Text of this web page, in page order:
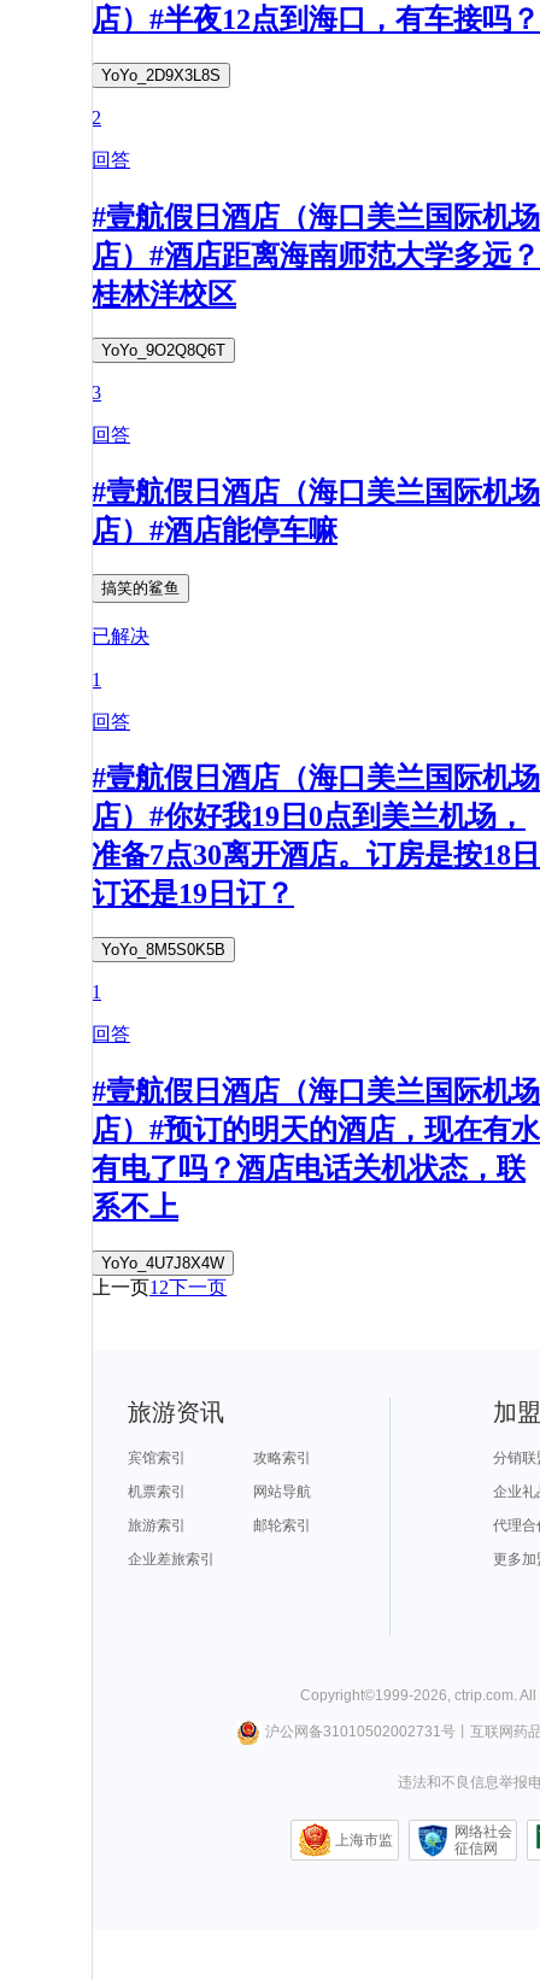
店）#半夜12点到海口，有车接吗？
YoYo_2D9X3L8S
2
回答
#壹航假日酒店（海口美兰国际机场
店）#酒店距离海南师范大学多远？
桂林洋校区
YoYo_9O2Q8Q6T
3
回答
#壹航假日酒店（海口美兰国际机场
店）#酒店能停车嘛
搞笑的鲨鱼
已解决
1
回答
#壹航假日酒店（海口美兰国际机场
店）#你好我19日0点到美兰机场，
准备7点30离开酒店。订房是按18日
订还是19日订？
YoYo_8M5S0K5B
1
回答
#壹航假日酒店（海口美兰国际机场
店）#预订的明天的酒店，现在有水
有电了吗？酒店电话关机状态，联
系不上
YoYo_4U7J8X4W
上一页1 2下一页
旅游资讯
宾馆索引
攻略索引
机票索引
网站导航
旅游索引
邮轮索引
企业差旅索引
加
分销联
企业礼
代理合
更多加
Copyright©1999-2026, ctrip.com.
沪公网备31010502002731号丨 互联网药
违法和不良信息举报
上海市监
网络社会
征信网